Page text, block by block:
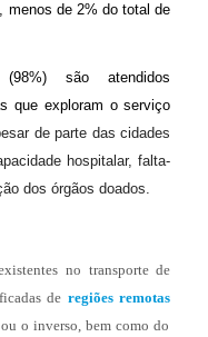
menos de 2% do total de
são atendidos
que exploram o serviço
de parte das cidades
hospitalar, falta-
dos órgãos doados.
no transporte de
de regiões remotas
o inverso, bem como do